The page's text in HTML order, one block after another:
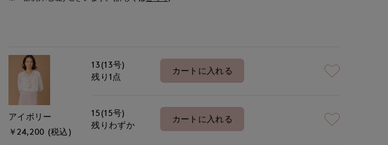
アイボリー
￥24,200 (税込)
13(13号)
残り1点
カートに入れる
15(15号)
残りわずか
カートに入れる